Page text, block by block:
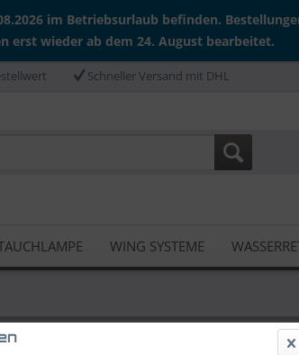
im Betriebsurlaub befinden.
erst wieder ab dem 24. August bearbeitet.
Schneller Versand mit DHL
WING SYSTEME